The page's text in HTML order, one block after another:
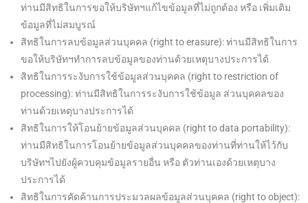
ท่านมีสิทธิในการขอให้บริษัทฯแก้ไขข้อมูลที่ไม่ถูกต้อง หรือ เพิ่มเติม
ข้อมูลที่ไม่สมบูรณ์
สิทธิในการลบข้อมูลส่วนบุคคล (right to erasure): ท่านมีสิทธิในการ
ขอให้บริษัทฯทำการลบข้อมูลของท่านด้วยเหตุบางประการได้
สิทธิในการระงับการใช้ข้อมูลส่วนบุคคล (right to restriction of
processing): ท่านมีสิทธิในการระงับการใช้ข้อมูล ส่วนบุคคลของ
ท่านด้วยเหตุบางประการได้
สิทธิในการให้โอนย้ายข้อมูลส่วนบุคคล (right to data portability):
ท่านมีสิทธิในการโอนย้ายข้อมูลส่วนบุคคลของท่านที่ท่านให้ไว้กับ
บริษัทฯไปยังผู้ควบคุมข้อมูลรายอื่น หรือ ตัวท่านเองด้วยเหตุบาง
ประการได้
สิทธิในการคัดค้านการประมวลผลข้อมูลส่วนบุคคล (right to object):